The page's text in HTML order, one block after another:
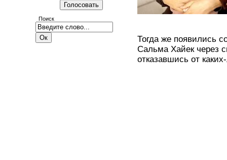
Поиск
Тогда же появились
Сальма Хайек через
отказавшись от